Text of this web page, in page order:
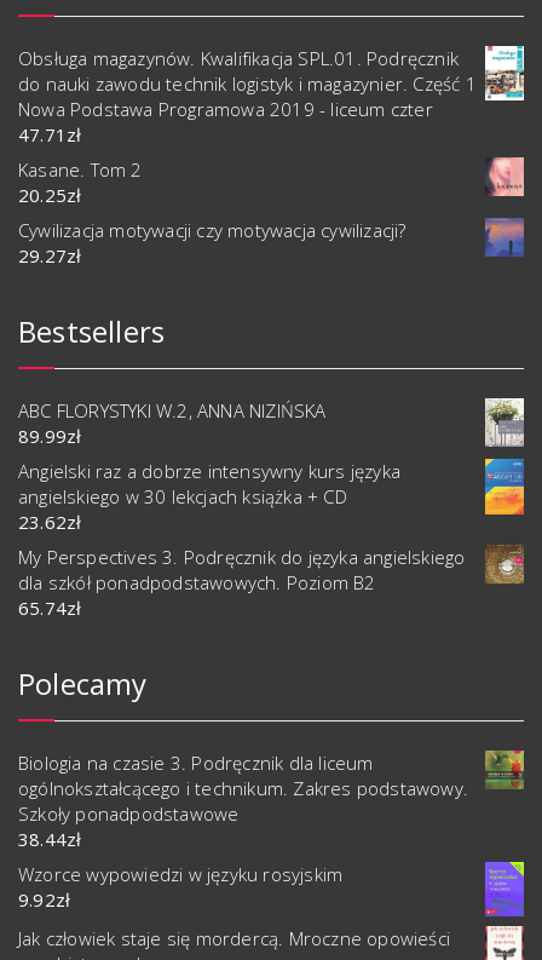
Obsługa magazynów. Kwalifikacja SPL.01. Podręcznik
do nauki zawodu technik logistyk i magazynier. Część 1
Nowa Podstawa Programowa 2019 - liceum czter
47.71 zł
Kasane. Tom 2
20.25zł
Cywilizacja motywacji czy motywacja cywilizacji?
29.27zł
Bestsellers
ABC FLORYSTYKI W.2, ANNA NIZIŃSKA
89.99zł
Angielski raz a dobrze intensywny kurs języka
angielskiego w 30 lekcjach książka + CD
23.62zł
My Perspectives 3. Podręcznik do języka angielskiego
dla szkół ponadpodstawowych. Poziom B2
65.74zł
Polecamy
Biologia na czasie 3. Podręcznik dla liceum
ogólnokształcącego i technikum. Zakres podstawowy.
Szkoły ponadpodstawowe
38.44zł
Wzorce wypowiedzi w języku rosyjskim
9.92zł
Jak człowiek staje się mordercą. Mroczne opowieści